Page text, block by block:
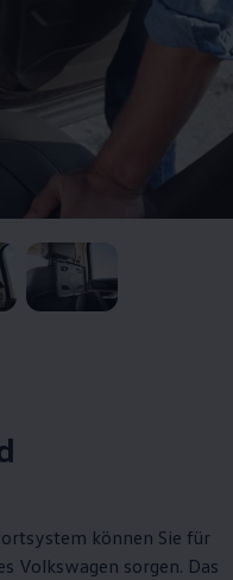
können Sie für
Volkswagen sorgen. Das